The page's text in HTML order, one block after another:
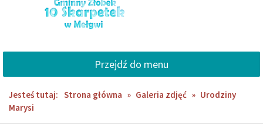
Przejdź do menu
Jesteś tutaj: Strona główna » Galeria zdjęć » Urodziny
Marysi